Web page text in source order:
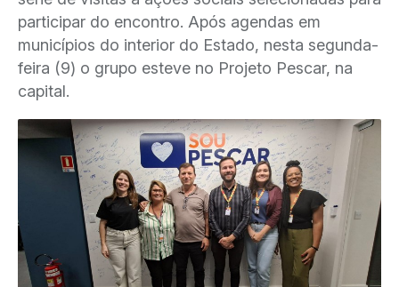
participar do encontro. Após agendas em
municípios do interior do Estado, nesta segunda-
feira (9) o grupo esteve no Projeto Pescar, na
capital.